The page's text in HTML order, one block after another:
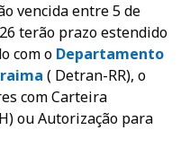
vencida entre 5 de
terão prazo estendido
com o Departamento
a ( Detran-RR), o
com Carteira
ou Autorização para